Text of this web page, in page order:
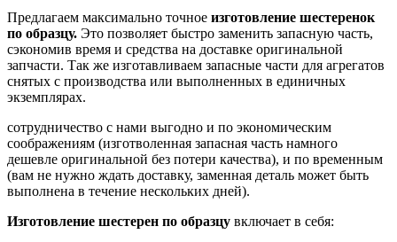
Предлагаем максимально точное изготовление шестеренок
по образцу. Это позволяет быстро заменить запасную часть,
сэкономив время и средства на доставке оригинальной
запчасти. Так же изготавливаем запасные части для агрегатов
снятых с производства или выполненных в единичных
экземплярах.
сотрудничество с нами выгодно и по экономическим
соображениям (изготволенная запасная часть намного
дешевле оригинальной без потери качества), и по временным
(вам не нужно ждать доставку, заменная деталь может быть
выполнена в течение нескольких дней).
Изготовление шестерен по образцу включает в себя: